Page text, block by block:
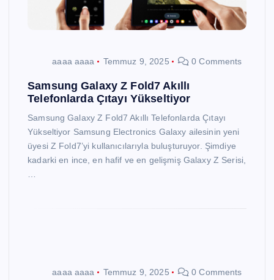
aaaa aaaa Temmuz 9, 2025 0 Comments
Samsung Galaxy Z Fold7 Akıllı
Telefonlarda Çıtayı Yükseltiyor
Samsung Galaxy Z Fold7 Akıllı Telefonlarda Çıtayı
Yükseltiyor Samsung Electronics Galaxy ailesinin yeni
üyesi Z Fold7’yi kullanıcılarıyla buluşturuyor. Şimdiye
kadarki en ince, en hafif ve en gelişmiş Galaxy Z Serisi,
aaaa aaaa Temmuz 9, 2025 0 Comments